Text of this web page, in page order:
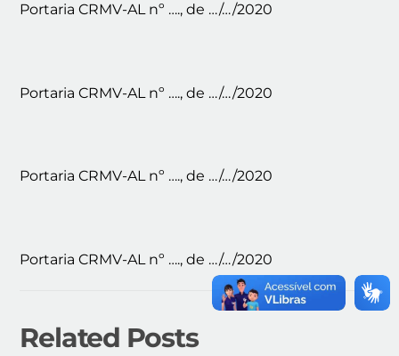
Portaria CRMV-AL nº …., de …/…/2020
Portaria CRMV-AL nº …., de …/…/2020
Portaria CRMV-AL nº …., de …/…/2020
Portaria CRMV-AL nº …., de …/…/2020
Related Posts